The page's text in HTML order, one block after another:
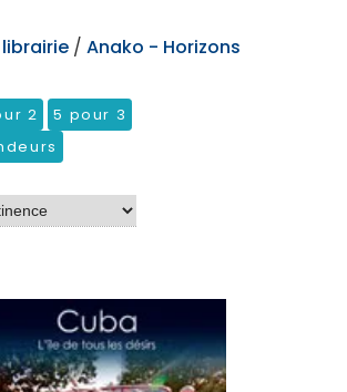
/ Anako - Horizons
2
5 pour 3